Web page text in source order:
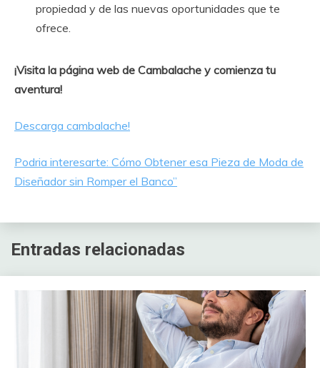
propiedad y de las nuevas oportunidades que te
ofrece.
¡Visita la página web de Cambalache y comienza tu
aventura!
Descarga cambalache!
Podria interesarte: Cómo Obtener esa Pieza de Moda de
Diseñador sin Romper el Banco”
Entradas relacionadas